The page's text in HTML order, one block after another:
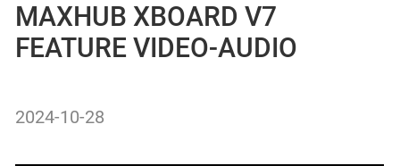
MAXHUB XBOARD V7
FEATURE VIDEO-AUDIO
2024-10-28